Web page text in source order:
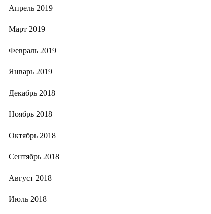
Апрель 2019
Март 2019
Февраль 2019
Январь 2019
Декабрь 2018
Ноябрь 2018
Октябрь 2018
Сентябрь 2018
Август 2018
Июль 2018